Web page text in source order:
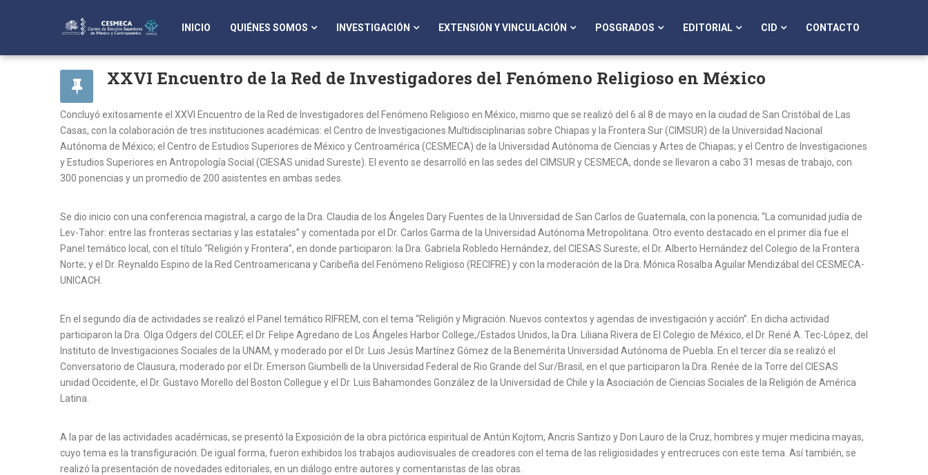
INICIO QUIÉNES SOMOS INVESTIGACIÓN EXTENSIÓN Y VINCULACIÓN POSGRADOS EDITORIAL CID CONTACTO
XXVI Encuentro de la Red de Investigadores del Fenómeno Religioso en México
Concluyó exitosamente el XXVI Encuentro de la Red de Investigadores del Fenómeno Religioso en México, mismo que se realizó del 6 al 8 de mayo en la ciudad de San Cristóbal de Las
Casas, con la colaboración de tres instituciones académicas: el Centro de Investigaciones Multidisciplinarias sobre Chiapas y la Frontera Sur (CIMSUR) de la Universidad Nacional
Autónoma de México; el Centro de Estudios Superiores de México y Centroamérica (CESMECA) de la Universidad Autónoma de Ciencias y Artes de Chiapas; y el Centro de Investigaciones
y Estudios Superiores en Antropología Social (CIESAS unidad Sureste). El evento se desarrolló en las sedes del CIMSUR y CESMECA, donde se llevaron a cabo 31 mesas de trabajo, con
300 ponencias y un promedio de 200 asistentes en ambas sedes.
Se dio inicio con una conferencia magistral, a cargo de la Dra. Claudia de los Ángeles Dary Fuentes de la Universidad de San Carlos de Guatemala, con la ponencia; “La comunidad judía de
Lev-Tahor: entre las fronteras sectarias y las estatales” y comentada por el Dr. Carlos Garma de la Universidad Autónoma Metropolitana. Otro evento destacado en el primer día fue el
Panel temático local, con el título “Religión y Frontera”, en donde participaron: la Dra. Gabriela Robledo Hernández, del CIESAS Sureste; el Dr. Alberto Hernández del Colegio de la Frontera
Norte; y el Dr. Reynaldo Espino de la Red Centroamericana y Caribeña del Fenómeno Religioso (RECIFRE) y con la moderación de la Dra. Mónica Rosalba Aguilar Mendizábal del CESMECA-
UNICACH.
En el segundo día de actividades se realizó el Panel temático RIFREM, con el tema “Religión y Migración. Nuevos contextos y agendas de investigación y acción”. En dicha actividad
participaron la Dra. Olga Odgers del COLEF, el Dr. Felipe Agredano de Los Ángeles Harbor College,/Estados Unidos, la Dra. Liliana Rivera de El Colegio de México, el Dr. René A. Tec-López, del
Instituto de Investigaciones Sociales de la UNAM, y moderado por el Dr. Luis Jesús Martínez Gómez de la Benemérita Universidad Autónoma de Puebla. En el tercer día se realizó el
Conversatorio de Clausura, moderado por el Dr. Emerson Giumbelli de la Universidad Federal de Rio Grande del Sur/Brasil, en el que participaron la Dra. Renée de la Torre del CIESAS
unidad Occidente, el Dr. Gustavo Morello del Boston Collegue y el Dr. Luis Bahamondes González de la Universidad de Chile y la Asociación de Ciencias Sociales de la Religión de América
Latina.
A la par de las actividades académicas, se presentó la Exposición de la obra pictórica espiritual de Antún Kojtom, Ancris Santizo y Don Lauro de la Cruz, hombres y mujer medicina mayas,
cuyo tema es la transfiguración. De igual forma, fueron exhibidos los trabajos audiovisuales de creadores con el tema de las religiosidades y entrecruces con este tema. Así también, se
realizó la presentación de novedades editoriales, en un diálogo entre autores y comentaristas de las obras.